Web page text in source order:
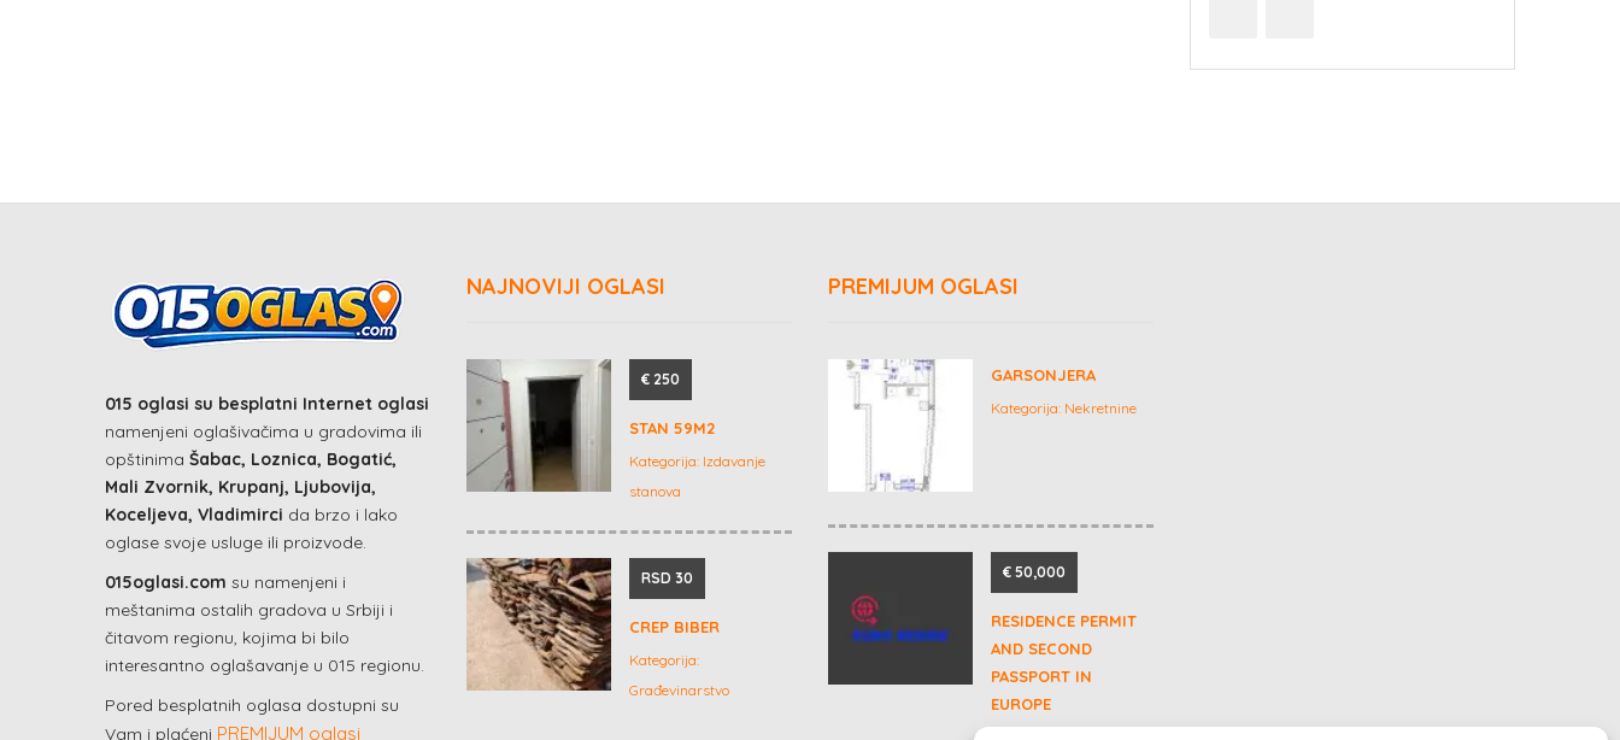
015 oglasi su besplatni Internet oglasi
namenjeni oglašivačima u gradovima ili
opštinima Šabac, Loznica, Bogatić,
Mali Zvornik, Krupanj, Ljubovija,
Koceljeva, Vladimirci da brzo i lako
oglase svoje usluge ili proizvode.
015oglasi.com su namenjeni i
meštanima ostalih gradova u Srbiji i
čitavom regionu, kojima bi bilo
interesantno oglašavanje u 015 regionu.
Pored besplatnih oglasa dostupni su
Vam i plaćeni PREMIJUM oglasi
NAJNOVIJI OGLASI
€ 250
STAN 59M2
Kategorija: Izdavanje
stanova
RSD 30
CREP BIBER
Kategorija:
Građevinarstvo
PREMIJUM OGLASI
GARSONJERA
Kategorija: Nekretnine
€ 50,000
RESIDENCE PERMIT
AND SECOND
PASSPORT IN
EUROPE